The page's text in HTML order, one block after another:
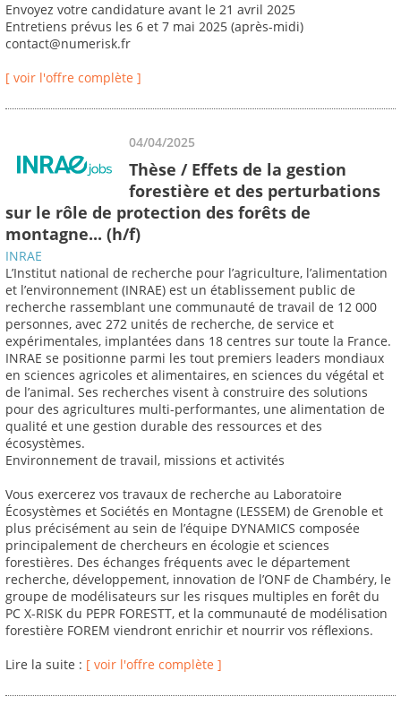
Envoyez votre candidature avant le 21 avril 2025
Entretiens prévus les 6 et 7 mai 2025 (après-midi)
contact@numerisk.fr
[ voir l'offre complète ]
04/04/2025
Thèse / Effets de la gestion
forestière et des perturbations
sur le rôle de protection des forêts de
montagne... (h/f)
INRAE
L’Institut national de recherche pour l’agriculture, l’alimentation
et l’environnement (INRAE) est un établissement public de
recherche rassemblant une communauté de travail de 12 000
personnes, avec 272 unités de recherche, de service et
expérimentales, implantées dans 18 centres sur toute la France.
INRAE se positionne parmi les tout premiers leaders mondiaux
en sciences agricoles et alimentaires, en sciences du végétal et
de l’animal. Ses recherches visent à construire des solutions
pour des agricultures multi-performantes, une alimentation de
qualité et une gestion durable des ressources et des
écosystèmes.
Environnement de travail, missions et activités
Vous exercerez vos travaux de recherche au Laboratoire
Écosystèmes et Sociétés en Montagne (LESSEM) de Grenoble et
plus précisément au sein de l’équipe DYNAMICS composée
principalement de chercheurs en écologie et sciences
forestières. Des échanges fréquents avec le département
recherche, développement, innovation de l’ONF de Chambéry, le
groupe de modélisateurs sur les risques multiples en forêt du
PC X-RISK du PEPR FORESTT, et la communauté de modélisation
forestière FOREM viendront enrichir et nourrir vos réflexions.
Lire la suite : [ voir l'offre complète ]